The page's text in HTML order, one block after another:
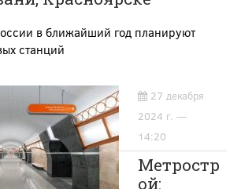
в ближайший год планируют
станций
27 декабря
2024 г. —
14:20
Метростр
ой: